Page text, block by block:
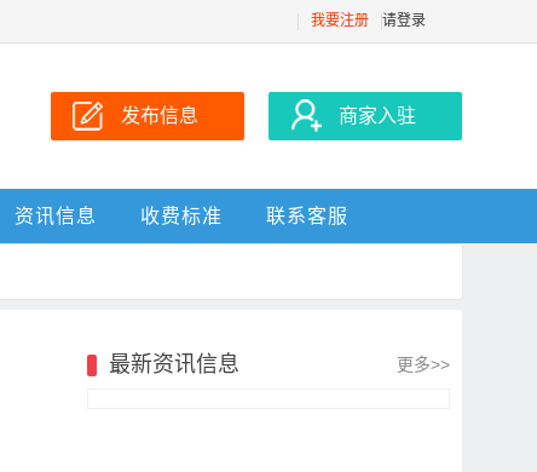
我要注册 请登录
发布信息 商家入驻
资讯信息 收费标准 联系客服
最新资讯信息 更多>>